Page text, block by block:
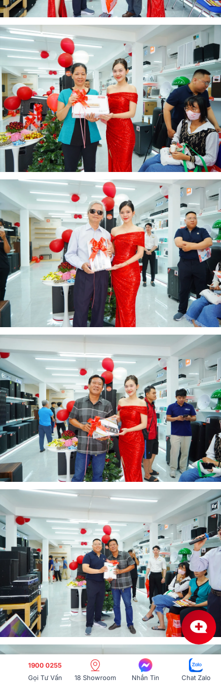
1900 0255
Gọi Tư Vấn
18 Showroom Nhắn Tin Chat Zalo